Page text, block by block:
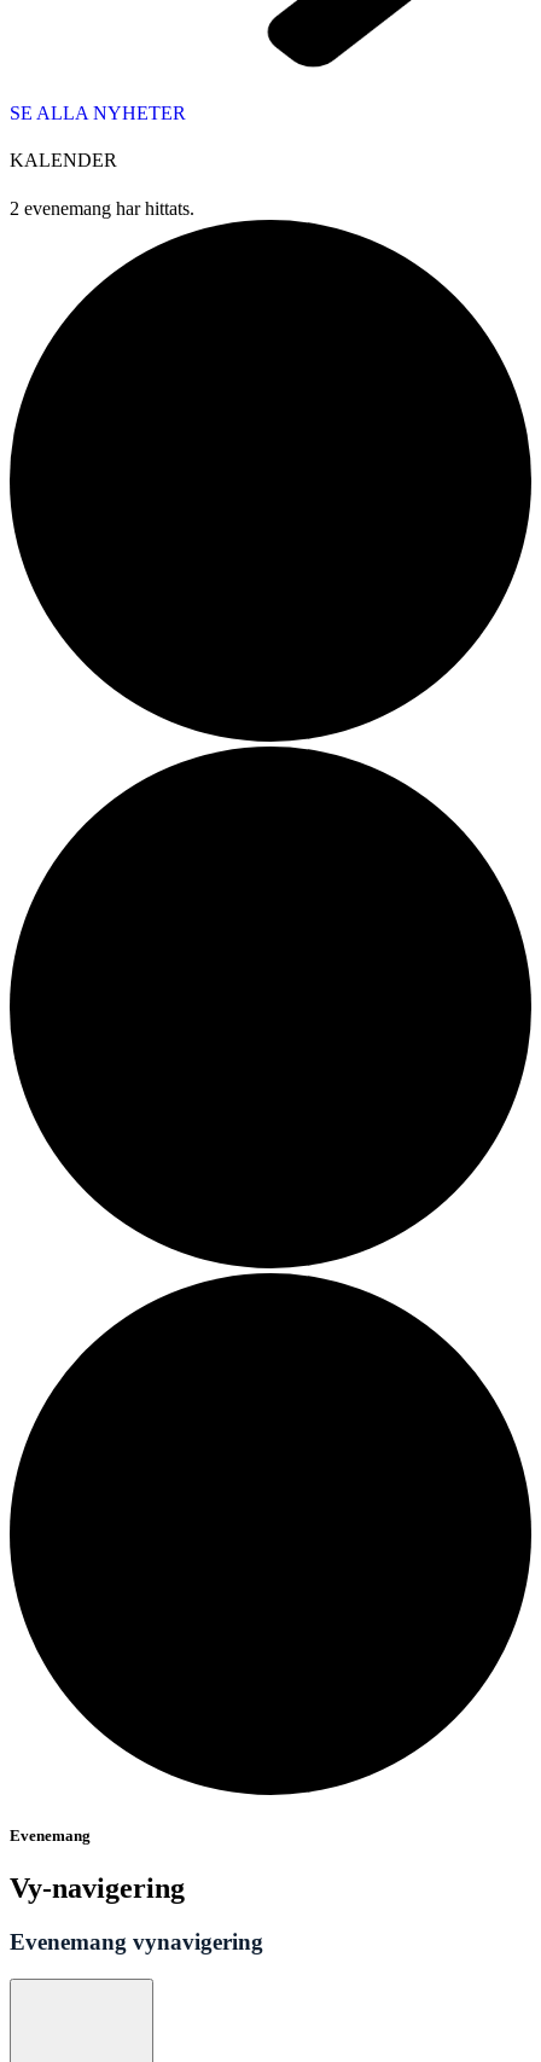
SE ALLA NYHETER
KALENDER
2 evenemang har hittats.
Evenemang
Vy-navigering
Evenemang vynavigering